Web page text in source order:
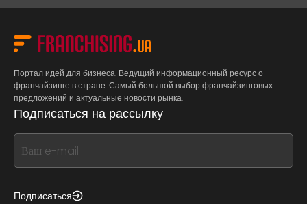
Портал идей для бизнеса. Ведущий информационный ресурс о
франчайзинге в стране. Самый большой выбор франчайзинговых
предложений и актуальные новости рынка.
Подписаться на рассылку
If
you
this,
Подписаться